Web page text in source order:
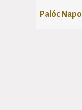
Palóc